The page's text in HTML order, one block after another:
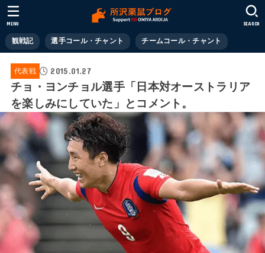
観戦記 選手コール・チャント チームコール・チャント
SEARCH
MENU
代表戦 2015.01.27
チョ・ヨンチョル選手「日本対オーストラリア
を楽しみにしていた」とコメント。